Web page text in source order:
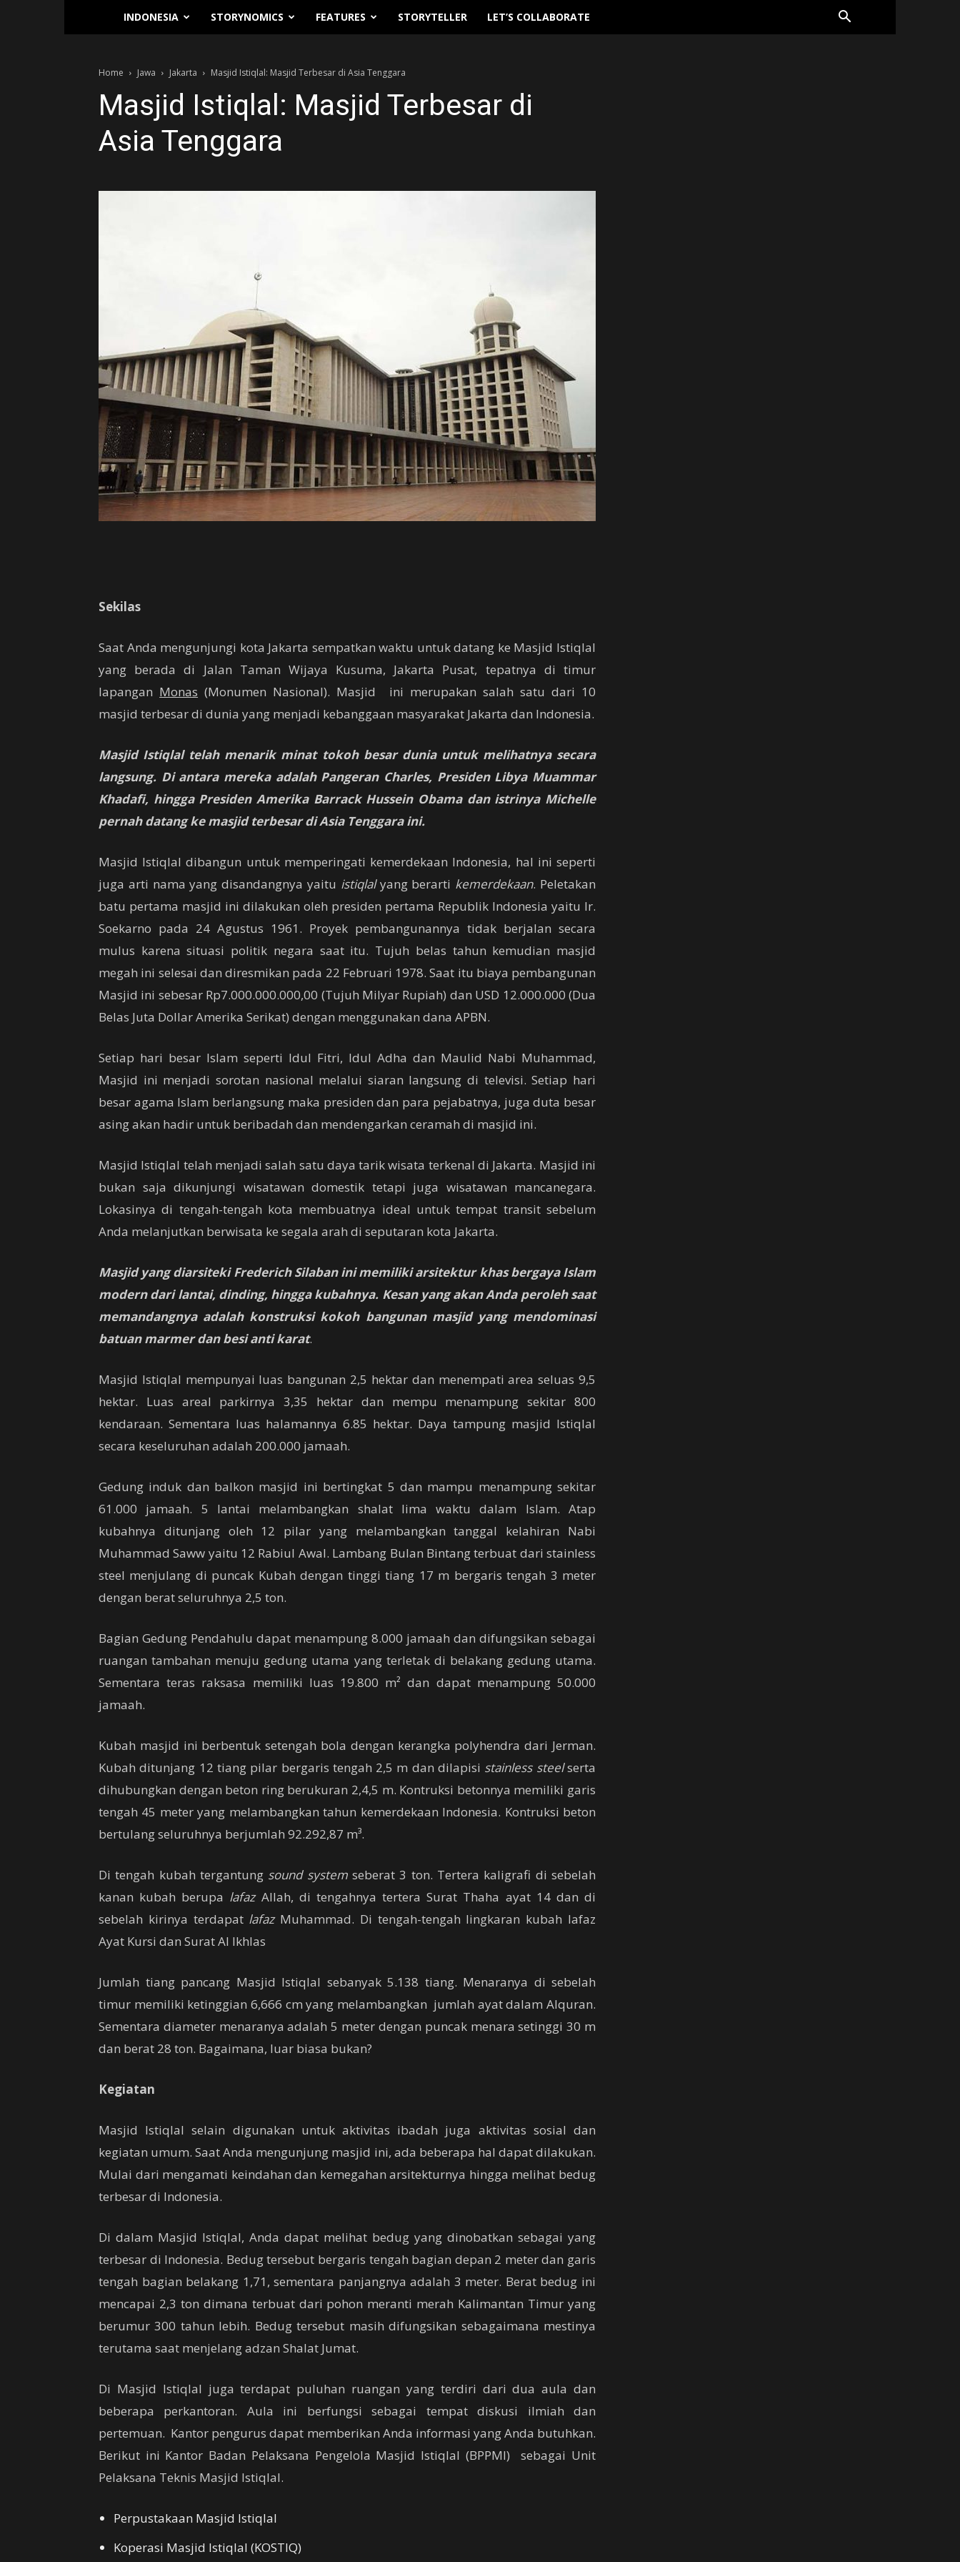
Traverse.id
INDONESIA STORYNOMICS FEATURES STORYTELLER LET’S COLLABORATE
Home Jawa Jakarta Masjid Istiqlal: Masjid Terbesar di Asia Tenggara
Masjid Istiqlal: Masjid Terbesar di
Asia Tenggara
Sekilas
Saat Anda mengunjungi kota Jakarta sempatkan waktu untuk datang ke Masjid Istiqlal
yang berada di Jalan Taman Wijaya Kusuma, Jakarta Pusat, tepatnya di timur
lapangan Monas (Monumen Nasional). Masjid ini merupakan salah satu dari 10
masjid terbesar di dunia yang menjadi kebanggaan masyarakat Jakarta dan Indonesia.
Masjid Istiqlal telah menarik minat tokoh besar dunia untuk melihatnya secara
langsung. Di antara mereka adalah Pangeran Charles, Presiden Libya Muammar
Khadafi, hingga Presiden Amerika Barrack Hussein Obama dan istrinya Michelle
pernah datang ke masjid terbesar di Asia Tenggara ini.
Masjid Istiqlal dibangun untuk memperingati kemerdekaan Indonesia, hal ini seperti
juga arti nama yang disandangnya yaitu istiqlalyang berarti kemerdekaan. Peletakan
batu pertama masjid ini dilakukan oleh presiden pertama Republik Indonesia yaitu Ir.
Soekarno pada 24 Agustus 1961. Proyek pembangunannya tidak berjalan secara
mulus karena situasi politik negara saat itu. Tujuh belas tahun kemudian masjid
megah ini selesai dan diresmikan pada 22 Februari 1978. Saat itu biaya pembangunan
Masjid ini sebesar Rp7.000.000.000,00 (Tujuh Milyar Rupiah) dan USD 12.000.000 (Dua
Belas Juta Dollar Amerika Serikat) dengan menggunakan dana APBN.
Setiap hari besar Islam seperti Idul Fitri, Idul Adha dan Maulid Nabi Muhammad,
Masjid ini menjadi sorotan nasional melalui siaran langsung di televisi. Setiap hari
besar agama Islam berlangsung maka presiden dan para pejabatnya, juga duta besar
asing akan hadir untuk beribadah dan mendengarkan ceramah di masjid ini.
Masjid Istiqlal telah menjadi salah satu daya tarik wisata terkenal di Jakarta. Masjid ini
bukan saja dikunjungi wisatawan domestik tetapi juga wisatawan mancanegara.
Lokasinya di tengah-tengah kota membuatnya ideal untuk tempat transit sebelum
Anda melanjutkan berwisata ke segala arah di seputaran kota Jakarta.
Masjid yang diarsiteki Frederich Silaban ini memiliki arsitektur khas bergaya Islam
modern dari lantai, dinding, hingga kubahnya. Kesan yang akan Anda peroleh saat
memandangnya adalah konstruksi kokoh bangunan masjid yang mendominasi
batuan marmer dan besi anti karat.
Masjid Istiqlal mempunyai luas bangunan 2,5 hektar dan menempati area seluas 9,5
hektar. Luas areal parkirnya 3,35 hektar dan mempu menampung sekitar 800
kendaraan. Sementara luas halamannya 6.85 hektar. Daya tampung masjid Istiqlal
secara keseluruhan adalah 200.000 jamaah.
Gedung induk dan balkon masjid ini bertingkat 5 dan mampu menampung sekitar
61.000 jamaah. 5 lantai melambangkan shalat lima waktu dalam Islam. Atap
kubahnya ditunjang oleh 12 pilar yang melambangkan tanggal kelahiran Nabi
Muhammad Saww yaitu 12 Rabiul Awal. Lambang Bulan Bintang terbuat dari stainless
steel menjulang di puncak Kubah dengan tinggi tiang 17 m bergaris tengah 3 meter
dengan berat seluruhnya 2,5 ton.
Bagian Gedung Pendahulu dapat menampung 8.000 jamaah dan difungsikan sebagai
ruangan tambahan menuju gedung utama yang terletak di belakang gedung utama.
Sementara teras raksasa memiliki luas 19.800 m² dan dapat menampung 50.000
jamaah.
Kubah masjid ini berbentuk setengah bola dengan kerangka polyhendra dari Jerman.
Kubah ditunjang 12 tiang pilar bergaris tengah 2,5 m dan dilapisi stainless steelserta
dihubungkan dengan beton ring berukuran 2,4,5 m. Kontruksi betonnya memiliki garis
tengah 45 meter yang melambangkan tahun kemerdekaan Indonesia. Kontruksi beton
bertulang seluruhnya berjumlah 92.292,87 m³.
Di tengah kubah tergantung sound systemseberat 3 ton. Tertera kaligrafi di sebelah
kanan kubah berupa lafazAllah, di tengahnya tertera Surat Thaha ayat 14 dan di
sebelah kirinya terdapat lafazMuhammad. Di tengah-tengah lingkaran kubah lafaz
Ayat Kursi dan Surat Al Ikhlas
Jumlah tiang pancang Masjid Istiqlal sebanyak 5.138 tiang. Menaranya di sebelah
timur memiliki ketinggian 6,666 cm yang melambangkan jumlah ayat dalam Alquran.
Sementara diameter menaranya adalah 5 meter dengan puncak menara setinggi 30 m
dan berat 28 ton. Bagaimana, luar biasa bukan?
Kegiatan
Masjid Istiqlal selain digunakan untuk aktivitas ibadah juga aktivitas sosial dan
kegiatan umum. Saat Anda mengunjung masjid ini, ada beberapa hal dapat dilakukan.
Mulai dari mengamati keindahan dan kemegahan arsitekturnya hingga melihat bedug
terbesar di Indonesia.
Di dalam Masjid Istiqlal, Anda dapat melihat bedug yang dinobatkan sebagai yang
terbesar di Indonesia. Bedug tersebut bergaris tengah bagian depan 2 meter dan garis
tengah bagian belakang 1,71, sementara panjangnya adalah 3 meter. Berat bedug ini
mencapai 2,3 ton dimana terbuat dari pohon meranti merah Kalimantan Timur yang
berumur 300 tahun lebih. Bedug tersebut masih difungsikan sebagaimana mestinya
terutama saat menjelang adzan Shalat Jumat.
Di Masjid Istiqlal juga terdapat puluhan ruangan yang terdiri dari dua aula dan
beberapa perkantoran. Aula ini berfungsi sebagai tempat diskusi ilmiah dan
pertemuan. Kantor pengurus dapat memberikan Anda informasi yang Anda butuhkan.
Berikut ini Kantor Badan Pelaksana Pengelola Masjid Istiqlal (BPPMI) sebagai Unit
Pelaksana Teknis Masjid Istiqlal.
Perpustakaan Masjid Istiqlal
Koperasi Masjid Istiqlal (KOSTIQ)